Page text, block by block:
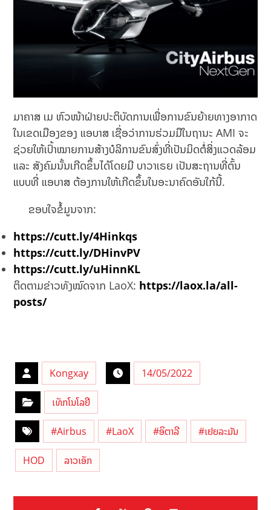
ມາຄາສ ເມ ຫົວໜ້າຝ່າຍປະຕິບັດການເພື່ອການຂົນຍ້າຍທາງອາກາດ
ໃນເຂດເມືອງຂອງ ແອບາສ ເຊື່ອວ່າການຮ່ວມມືໃນຖານະ AMI ຈະ
ຊ່ວຍໃຫ້ເປົ້າໝາຍການສ້າງບໍລິການຂົນສົ່ງທີ່ເປັນມິດຕໍ່ສິ່ງແວດລ້ອມ
ແລະ ສັງຄົມນັ້ນເກີດຂຶ້ນໄດ້ໂດຍມີ ບາວາເຣຍ ເປັນສະຖານທີ່ຕົ້ນ
ແບບທີ່ ແອບາສ ຕ້ອງການໃຫ້ເກີດຂຶ້ນໃນອະນາຄົດອັນໃກ້ນີ້.
ຂອບໃຈຂໍ້ມູນຈາກ:
https://cutt.ly/4Hinkqs
https://cutt.ly/DHinvPV
https://cutt.ly/uHinnKL
ຕິດຕາມຂ່າວທັງໝົດຈາກ LaoX: https://laox.la/all-
posts/
Kongxay 14/05/2022
ເທັກໂນໂລຢີ
#Airbus #LaoX #ອິຕາລີ #ເຢຍລະມັນ
HOD ລາວເອັກ